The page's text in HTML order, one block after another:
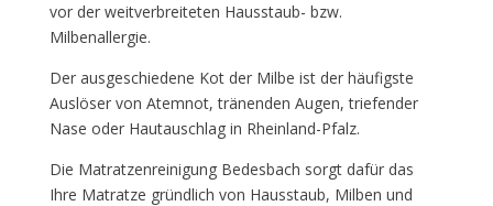
vor der weitverbreiteten Hausstaub- bzw.
Milbenallergie.
Der ausgeschiedene Kot der Milbe ist der häufigste
Auslöser von Atemnot, tränenden Augen, triefender
Nase oder Hautauschlag in Rheinland-Pfalz.
Die Matratzenreinigung Bedesbach sorgt dafür das
Ihre Matratze gründlich von Hausstaub, Milben und